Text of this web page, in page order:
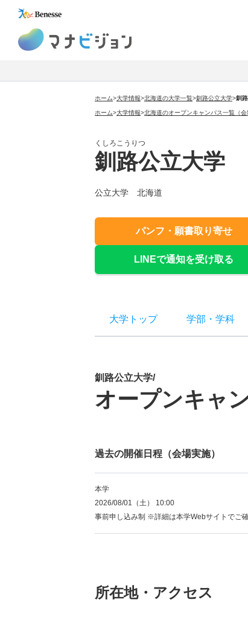
ホーム>大学情報>北海道の大学一覧>釧路公立大学>釧
ホーム>大学情報>北海道のオープンキャンパス一覧（会
くしろこうりつ
釧路公立大学
公立大学 北海道
パンフ・願書取り寄せ
LINEで通知を受け取る
大学トップ 学部 ・ 学科
釧路公立大学/
オープンキャ
過去の開催日程（会場実施）
本学
2026/08/01（土） 10:00
事前申し込み制 ※詳細は本学Webサイトでご確
所在地・アクセス